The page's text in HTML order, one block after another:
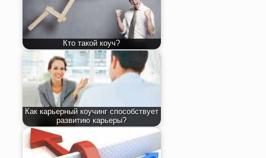
Кто такой коуч?
Как карьерный коучинг способствует
развитию карьеры?